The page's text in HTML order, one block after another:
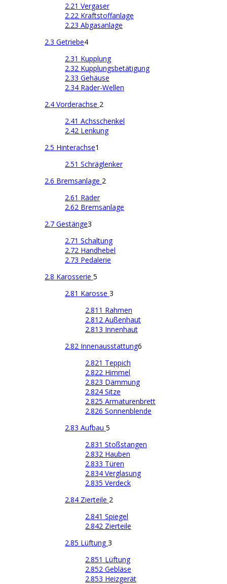
2.21 Vergaser
2.22 Kraftstoffanlage
2.23 Abgasanlage
2.3 Getriebe4
2.31 Kupplung
2.32 Kupplungsbetätigung
2.33 Gehäuse
2.34 Räder-Wellen
2.4 Vorderachse 2
2.41 Achsschenkel
2.42 Lenkung
2.5 Hinterachse1
2.51 Schräglenker
2.6 Bremsanlage 2
2.61 Räder
2.62 Bremsanlage
2.7 Gestänge3
2.71 Schaltung
2.72 Handhebel
2.73 Pedalerie
2.8 Karosserie 5
2.81 Karosse 3
2.811 Rahmen
2.812 Außenhaut
2.813 Innenhaut
2.82 Innenausstattung6
2.821 Teppich
2.822 Himmel
2.823 Dämmung
2.824 Sitze
2.825 Armaturenbrett
2.826 Sonnenblende
2.83 Aufbau 5
2.831 Stoßstangen
2.832 Hauben
2.833 Türen
2.834 Verglasung
2.835 Verdeck
2.84 Zierteile 2
2.841 Spiegel
2.842 Zierteile
2.85 Lüftung3
2.851 Lüftung
2.852 Gebläse
2.853 Heizgerät